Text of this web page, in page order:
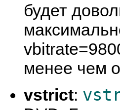
будет
менее чем
vstrict: